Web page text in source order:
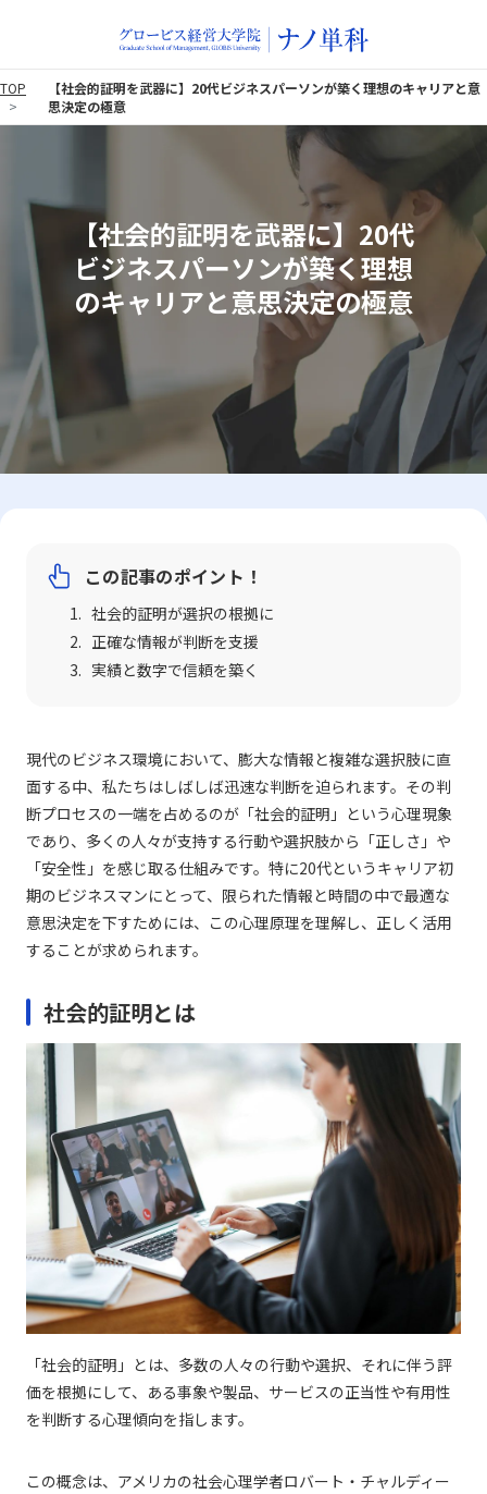
TOP
【社会的証明を武器に】20代ビジネスパーソンが築く理想のキャリアと意
思決定の極意
【社会的証明を武器に】20代
ビジネスパーソンが築く理想
のキャリアと意思決定の極意
この記事のポイント！
社会的証明が選択の根拠に
正確な情報が判断を支援
実績と数字で信頼を築く
現代のビジネス環境において、膨大な情報と複雑な選択肢に直
面する中、私たちはしばしば迅速な判断を迫られます。その判
断プロセスの一端を占めるのが「社会的証明」という心理現象
であり、多くの人々が支持する行動や選択肢から「正しさ」や
「安全性」を感じ取る仕組みです。特に20代というキャリア初
期のビジネスマンにとって、限られた情報と時間の中で最適な
意思決定を下すためには、この心理原理を理解し、正しく活用
することが求められます。
社会的証明とは
「社会的証明」とは、多数の人々の行動や選択、それに伴う評
価を根拠にして、ある事象や製品、サービスの正当性や有用性
を判断する心理傾向を指します。
この概念は、アメリカの社会心理学者ロバート・チャルディー